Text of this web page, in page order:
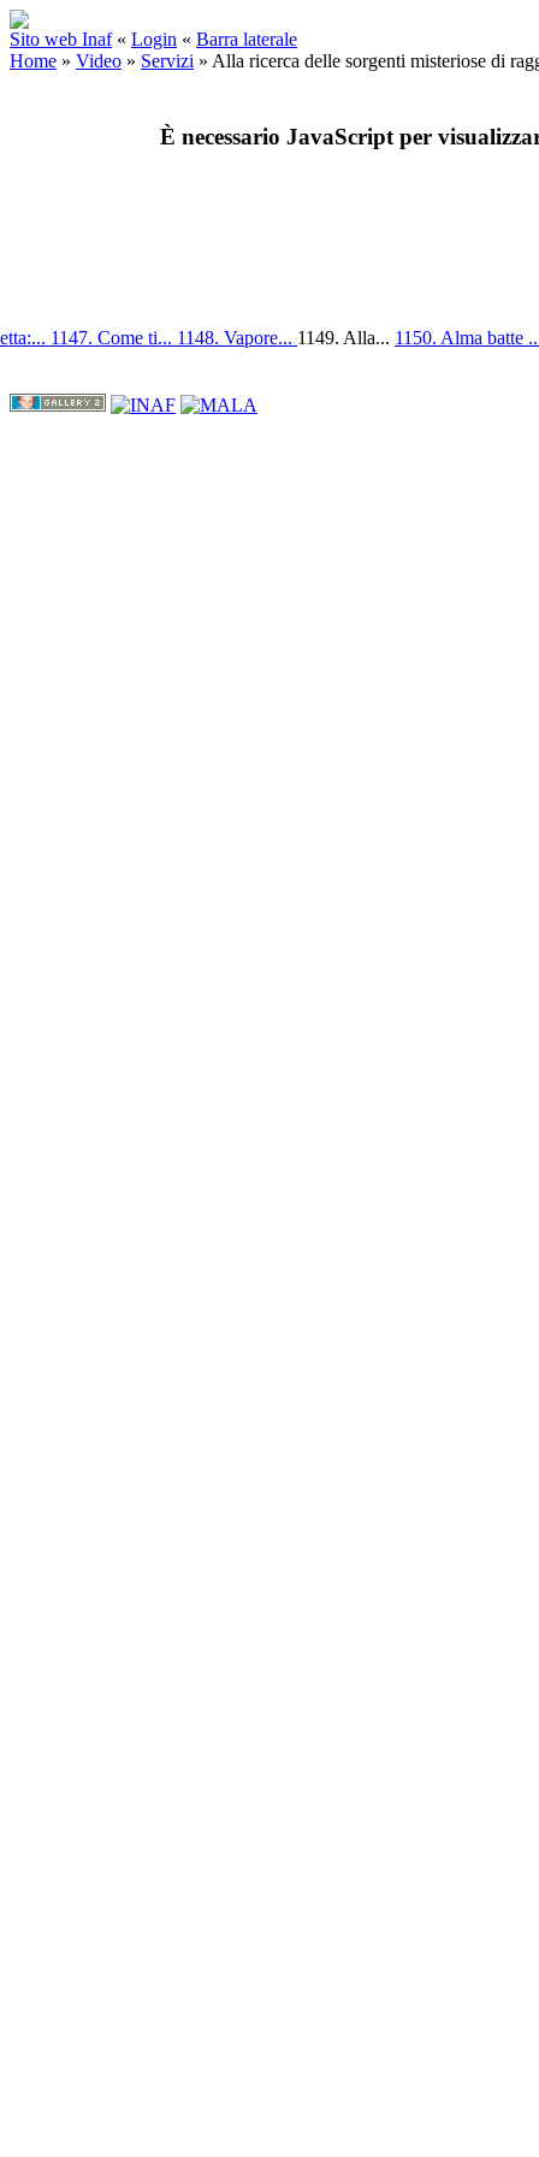
Sito web Inaf « Login « Barra laterale
Home » Video » Servizi » Alla ricerca delle sorgenti misteriose di
È necessario JavaScript per
1147. Come ti... 1148. Vapore... 1149. Alla... 1150. Alma batte